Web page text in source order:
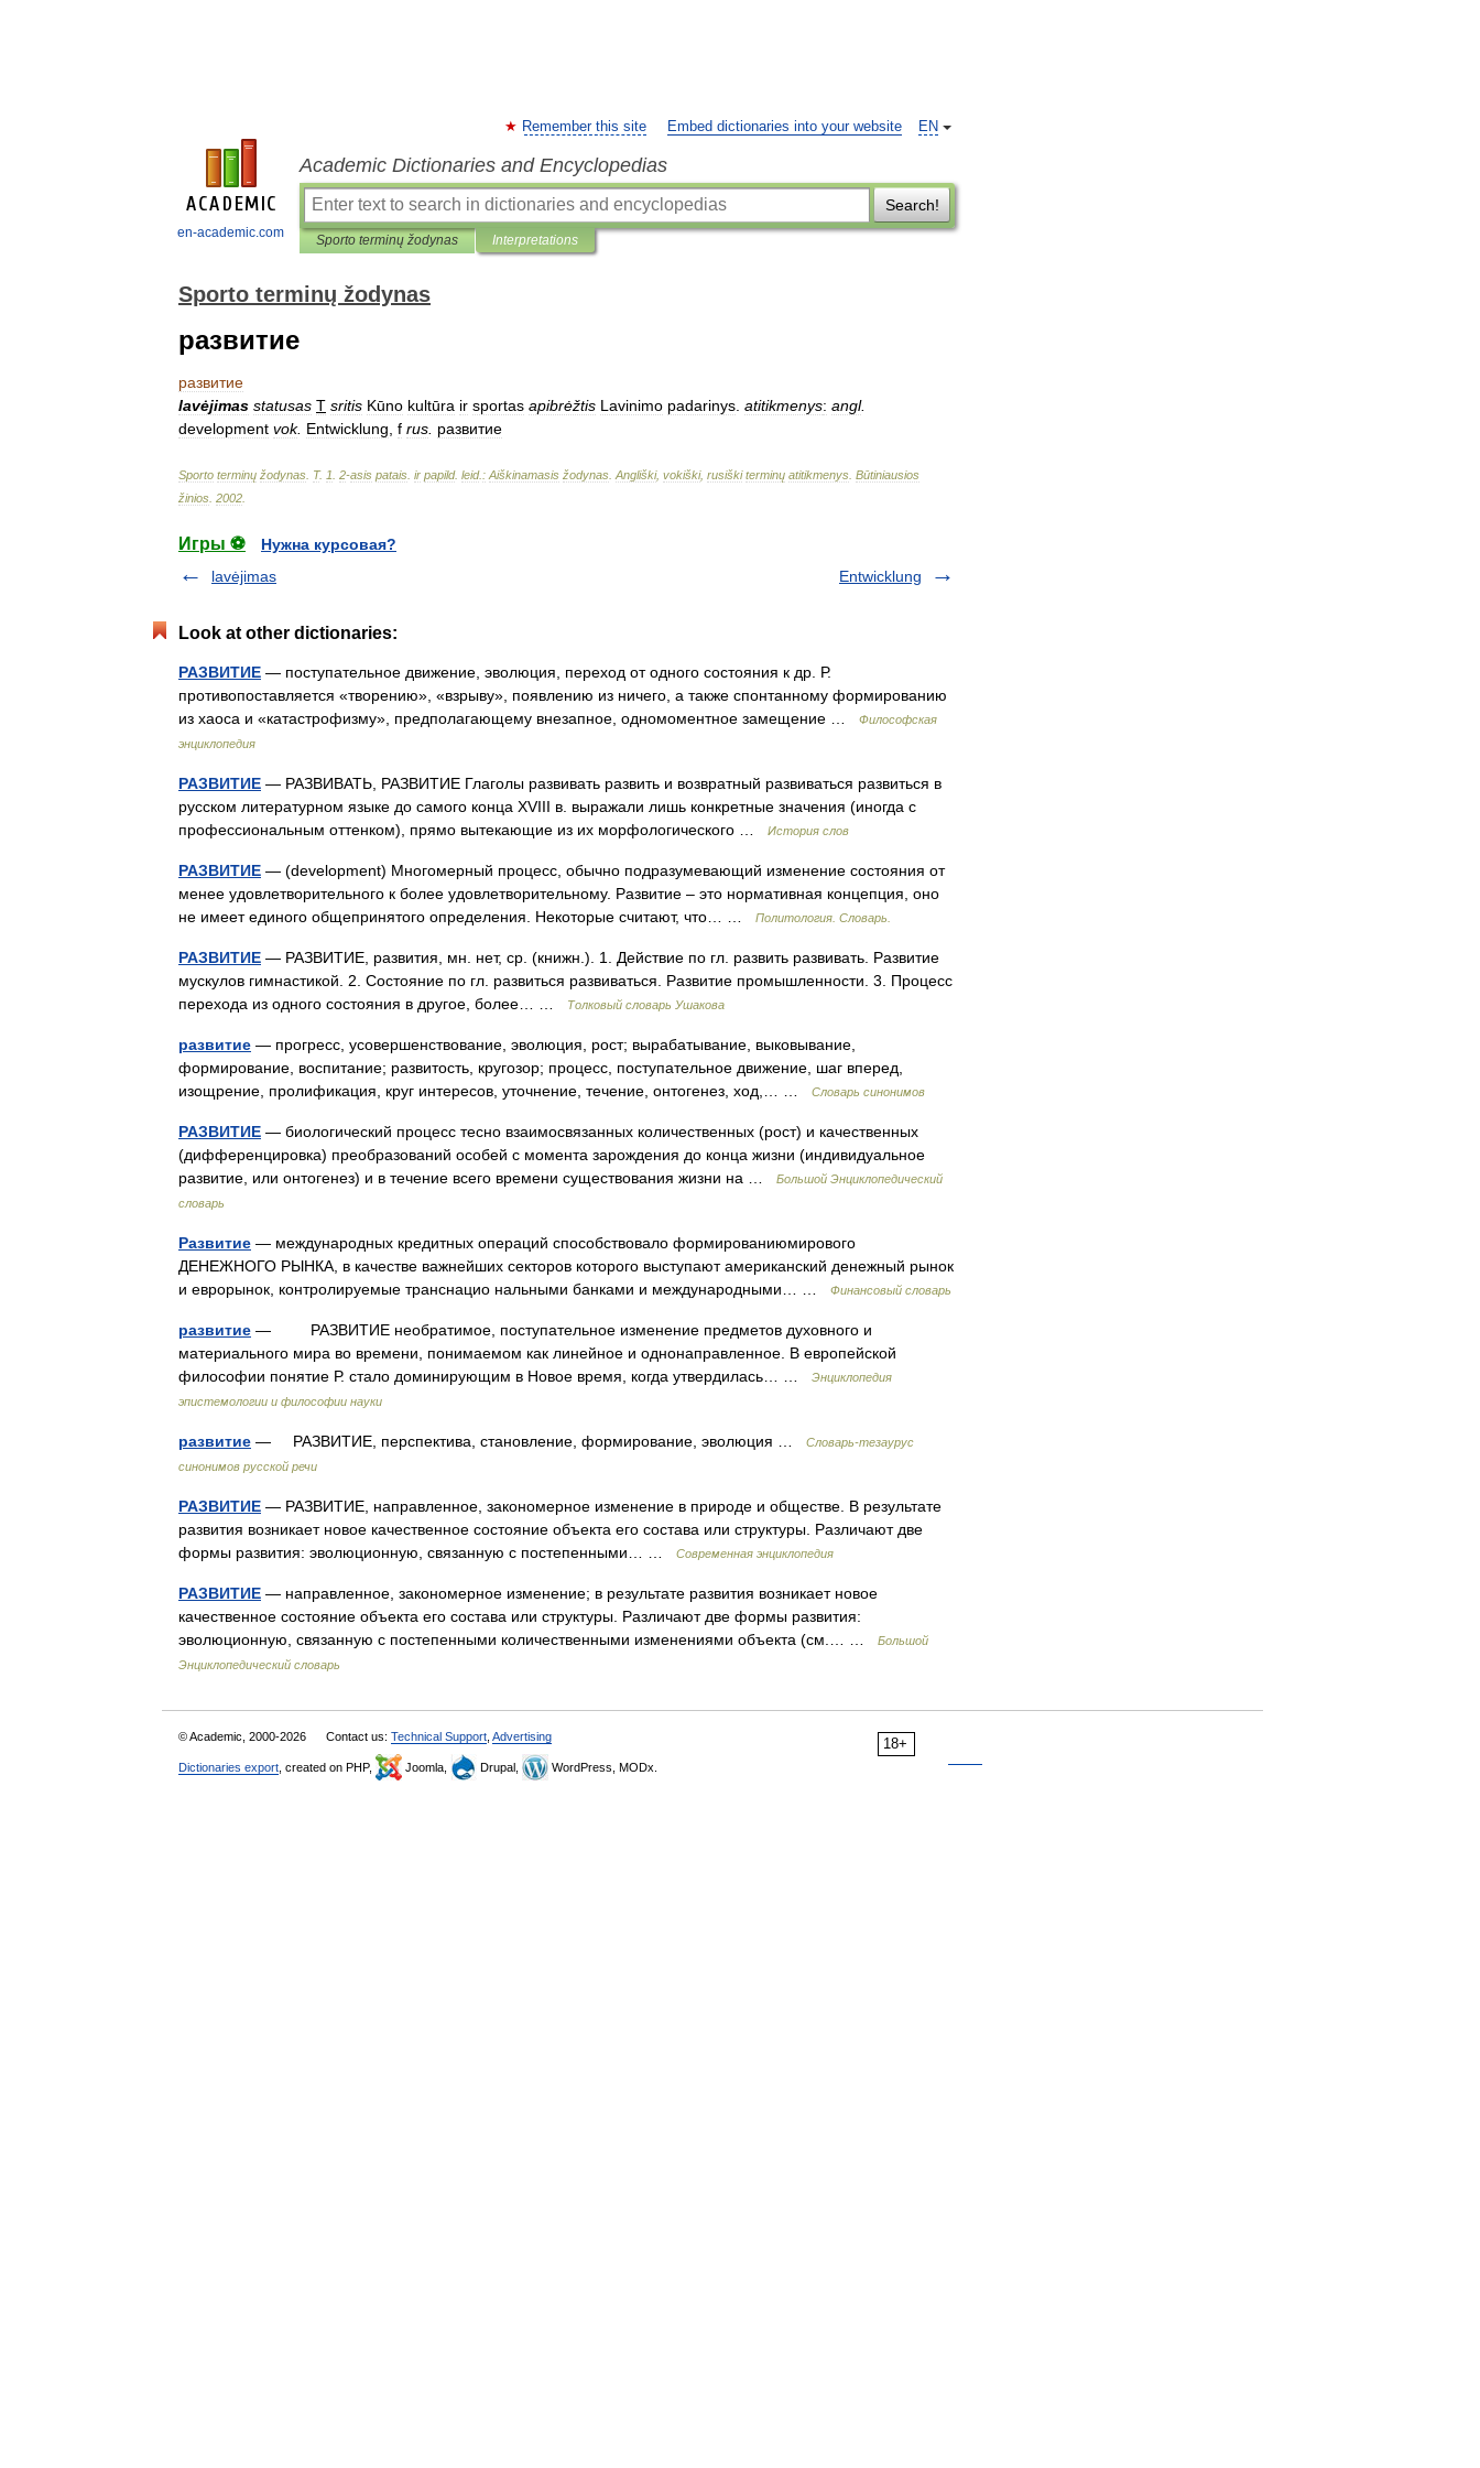
en-academic.com
EN
Remember this site Embed dictionaries into your website
Academic Dictionaries and Encyclopedias
Search!
Sporto terminų žodynas Interpretations
Sporto terminų žodynas
развитие
развитие
lavėjimas statusas T sritis Kūno kultūra ir sportas apibrėžtis Lavinimo padarinys atitikmenys: angl.
development vok. Entwicklung f rus развитие
Sporto terminų žodynas T. 1 2-asis patais ir papild. leid. : Aiškinamasis žodynas Angliški, vokiški, rusiški terminų atitikmenys Būtiniausios
žinios 2002
Игры ⚽
Нужна курсовая?
lavėjimas
Entwicklung
Look at other dictionaries:
РАЗВИТИЕ — поступательное движение, эволюция, переход от одного состояния к др. Р.
противопоставляется «творению», «взрыву», появлению из ничего, а также спонтанному формированию
из хаоса и «катастрофизму», предполагающему внезапное, одномоментное замещение …
Философская
энциклопедия
РАЗВИТИЕ — РАЗВИВАТЬ, РАЗВИТИЕ Глаголы развивать развить и возвратный развиваться развиться в
русском литературном языке до самого конца XVIII в. выражали лишь конкретные значения (иногда с
профессиональным оттенком), прямо вытекающие из их морфологического …
История слов
РАЗВИТИЕ — (development) Многомерный процесс, обычно подразумевающий изменение состояния от
менее удовлетворительного к более удовлетворительному. Развитие – это нормативная концепция, оно
не имеет единого общепринятого определения. Некоторые считают, что… …
Политология. Словарь.
РАЗВИТИЕ — РАЗВИТИЕ, развития, мн. нет, ср. (книжн.). 1. Действие по гл. развить развивать. Развитие
мускулов гимнастикой. 2. Состояние по гл. развиться развиваться. Развитие промышленности. 3. Процесс
перехода из одного состояния в другое, более… …
Толковый словарь Ушакова
развитие — прогресс, усовершенствование, эволюция, рост; вырабатывание, выковывание,
формирование, воспитание; развитость, кругозор; процесс, поступательное движение, шаг вперед,
изощрение, пролификация, круг интересов, уточнение, течение, онтогенез, ход,… …
Словарь синонимов
РАЗВИТИЕ — биологический процесс тесно взаимосвязанных количественных (рост) и качественных
(дифференцировка) преобразований особей с момента зарождения до конца жизни (индивидуальное
развитие, или онтогенез) и в течение всего времени существования жизни на …
Большой Энциклопедический
словарь
Развитие — международных кредитных операций способствовало формированиюмирового
ДЕНЕЖНОГО РЫНКА, в качестве важнейших секторов которого выступают американский денежный рынок
и еврорынок, контролируемые транснацио нальными банками и международными… …
Финансовый словарь
развитие — РАЗВИТИЕ необратимое, поступательное изменение предметов духовного и
материального мира во времени, понимаемом как линейное и однонаправленное. В европейской
философии понятие Р. стало доминирующим в Новое время, когда утвердилась… …
Энциклопедия
эпистемологии и философии науки
развитие — РАЗВИТИЕ, перспектива, становление, формирование, эволюция …
Словарь-тезаурус
синонимов русской речи
РАЗВИТИЕ — РАЗВИТИЕ, направленное, закономерное изменение в природе и обществе. В результате
развития возникает новое качественное состояние объекта его состава или структуры. Различают две
формы развития: эволюционную, связанную с постепенными… …
Современная энциклопедия
РАЗВИТИЕ — направленное, закономерное изменение; в результате развития возникает новое
качественное состояние объекта его состава или структуры. Различают две формы развития:
эволюционную, связанную с постепенными количественными изменениями объекта (см.… …
Большой
Энциклопедический словарь
18+
© Academic, 2000-2026 Contact us: Technical Support Advertising
Dictionaries export , created on PHP, Joomla, Drupal, WordPress, MODx.